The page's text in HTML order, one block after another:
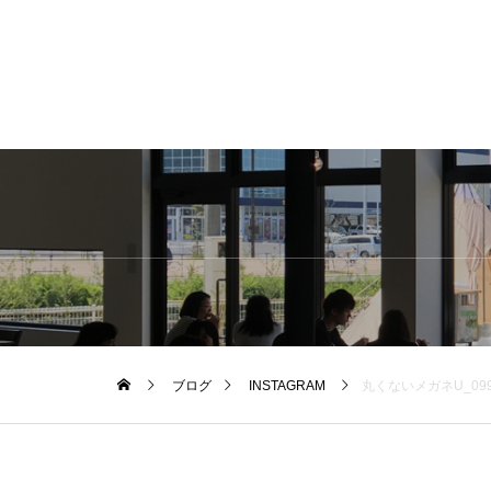
ブログ INSTAGRAM 丸くないメガネU_099入荷してます・縦